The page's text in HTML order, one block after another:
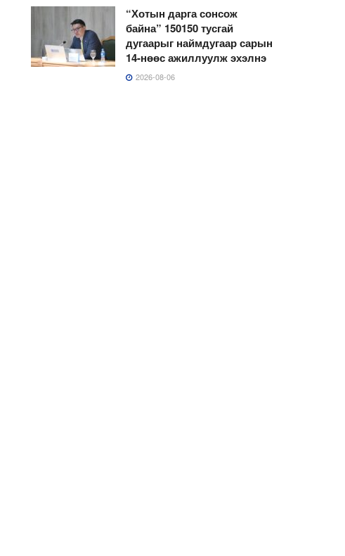
“Хотын дарга сонсож
байна” 150150 тусгай
дугаарыг наймдугаар сарын
14-нөөс ажиллуулж эхэлнэ
2026-08-06